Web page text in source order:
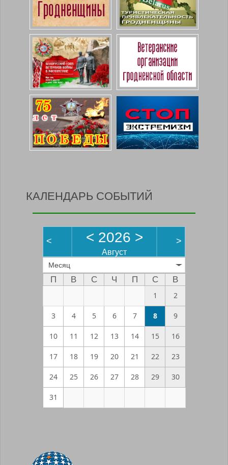
КАЛЕНДАРЬ СОБЫТИЙ
< < 2026 >
Август
>
Месяц
П В С Ч П С
В
1
2
3 4 5 6 7 8 9
10 11 12 13 14 15 16
17 18 19 20 21 22 23
24 25 26 27 28 29 30
31